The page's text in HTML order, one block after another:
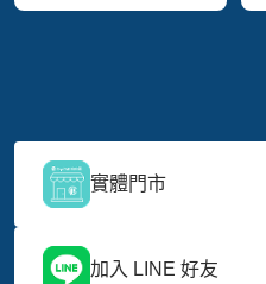
實體門市
加入 LINE 好友